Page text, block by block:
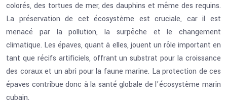
colorés, des tortues de mer, des dauphins et même des requins.
La préservation de cet écosystème est cruciale, car il est
menacé par la pollution, la surpêche et le changement
climatique. Les épaves, quant à elles, jouent un rôle important en
tant que récifs artificiels, offrant un substrat pour la croissance
des coraux et un abri pour la faune marine. La protection de ces
épaves contribue donc à la santé globale de l’écosystème marin
cubain.